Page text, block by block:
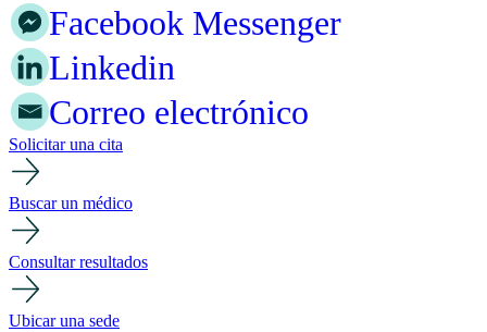
Facebook Messenger
Linkedin
Correo electrónico
Solicitar una cita
Buscar un médico
Consultar resultados
Ubicar una sede